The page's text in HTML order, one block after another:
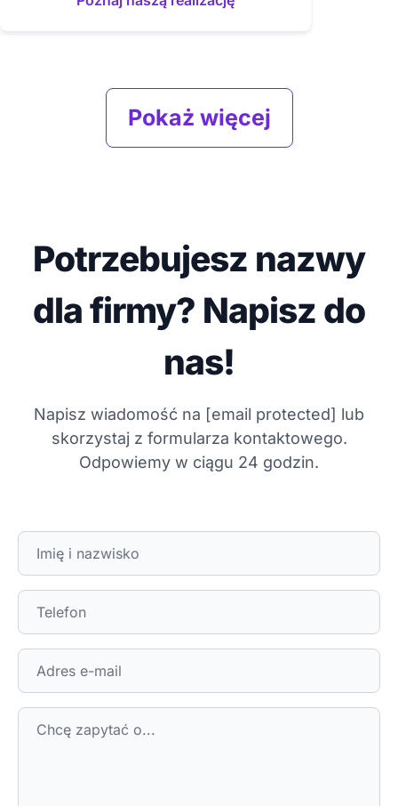
Pokaż więcej
Potrzebujesz nazwy
dla firmy? Napisz do
nas!
Napisz wiadomość na [email protected] lub
skorzystaj z formularza kontaktowego.
Odpowiemy w ciągu 24 godzin.